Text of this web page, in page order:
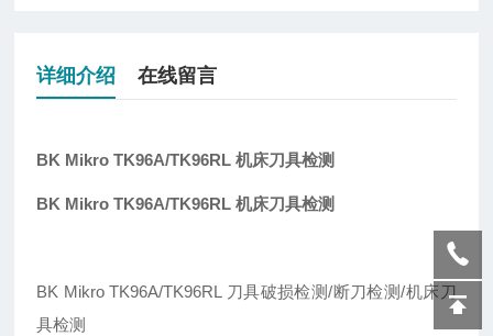
详细介绍 在线留言
BK Mikro TK96A/TK96RL 机床刀具检测
BK Mikro TK96A/TK96RL 机床刀具检测
BK Mikro TK96A/TK96RL
刀具破损检测/断刀检测/机床刀
具检测